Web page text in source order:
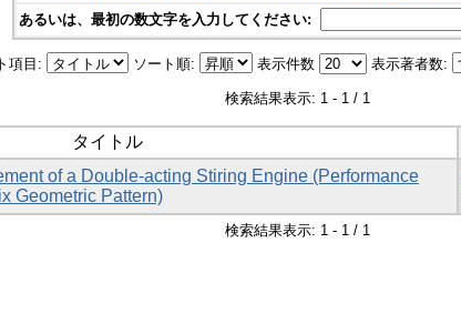
あるいは、最初の数文字を入力してください:
項目: ソート順: 表示件数 表示著者数:
検索結果表示: 1 - 1 / 1
タイトル
of a Double-acting Stiring Engine (Performance
Geometric Pattern)
検索結果表示: 1 - 1 / 1